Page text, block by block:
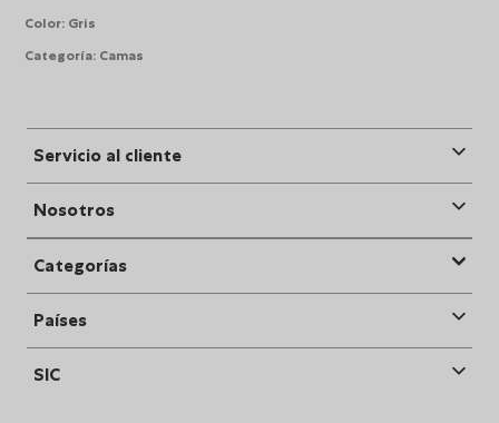
Color: Gris
Categoría: Camas
Servicio al cliente
Nosotros
Categorías
Países
SIC